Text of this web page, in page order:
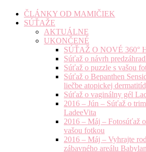
ČLÁNKY OD MAMIČIEK
SÚŤAŽE
AKTUÁLNE
UKONČENÉ
SÚŤAŽ O NOVÉ 360°
Súťaž o návrh
Súťaž o puzzle s vašou
Súťaž o Bepanthen
liečbe atopickej
Súťaž o vaginálny gél
2016 – Jún – Súťaž o
LadeeVita
2016 – Máj – Fotosúťaž
vašou fotkou
2016 – Máj – Vyhrajte
zábavného areálu